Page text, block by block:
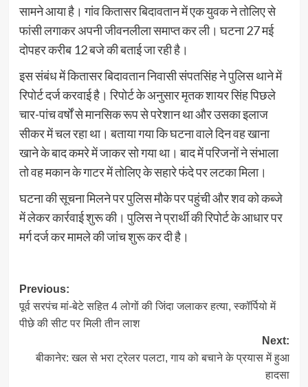
सामने आया है। गांव कितासर बिदावतान में एक युवक ने तोलिए से
फांसी लगाकर अपनी जीवनलीला समाप्त कर ली। घटना 27 मई
दोपहर करीब 12 बजे की बताई जा रही है।
इस संबंध में कितासर बिदावतान निवासी संपतसिंह ने पुलिस थाने में
रिपोर्ट दर्ज करवाई है। रिपोर्ट के अनुसार मृतक शायर सिंह पिछले
चार-पांच वर्षों से मानसिक रूप से परेशान था और उसका इलाज
सीकर में चल रहा था। बताया गया कि घटना वाले दिन वह खाना
खाने के बाद कमरे में जाकर सो गया था। बाद में परिजनों ने संभाला
तो वह मकान के गाटर में तोलिए के सहारे फंदे पर लटका मिला।
घटना की सूचना मिलने पर पुलिस मौके पर पहुंची और शव को कब्जे
में लेकर कार्रवाई शुरू की। पुलिस ने प्रार्थी की रिपोर्ट के आधार पर
मर्ग दर्ज कर मामले की जांच शुरू कर दी है।
Post
navigation
Previous:
पूर्व सरपंच मां-बेटे सहित 4 लोगों की जिंदा जलाकर हत्या, स्कॉर्पियो में
पीछे की सीट पर मिली तीन लाश
Next:
बीकानेर: खल से भरा ट्रेलर पलटा, गाय को बचाने के प्रयास में हुआ
हादसा